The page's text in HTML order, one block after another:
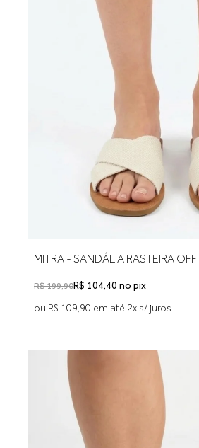
MITRA - SANDÁLIA RASTEIRA OFF
R$ 199,90R$ 104,40 no pix
ou R$ 109,90 em até 2x s/ juros